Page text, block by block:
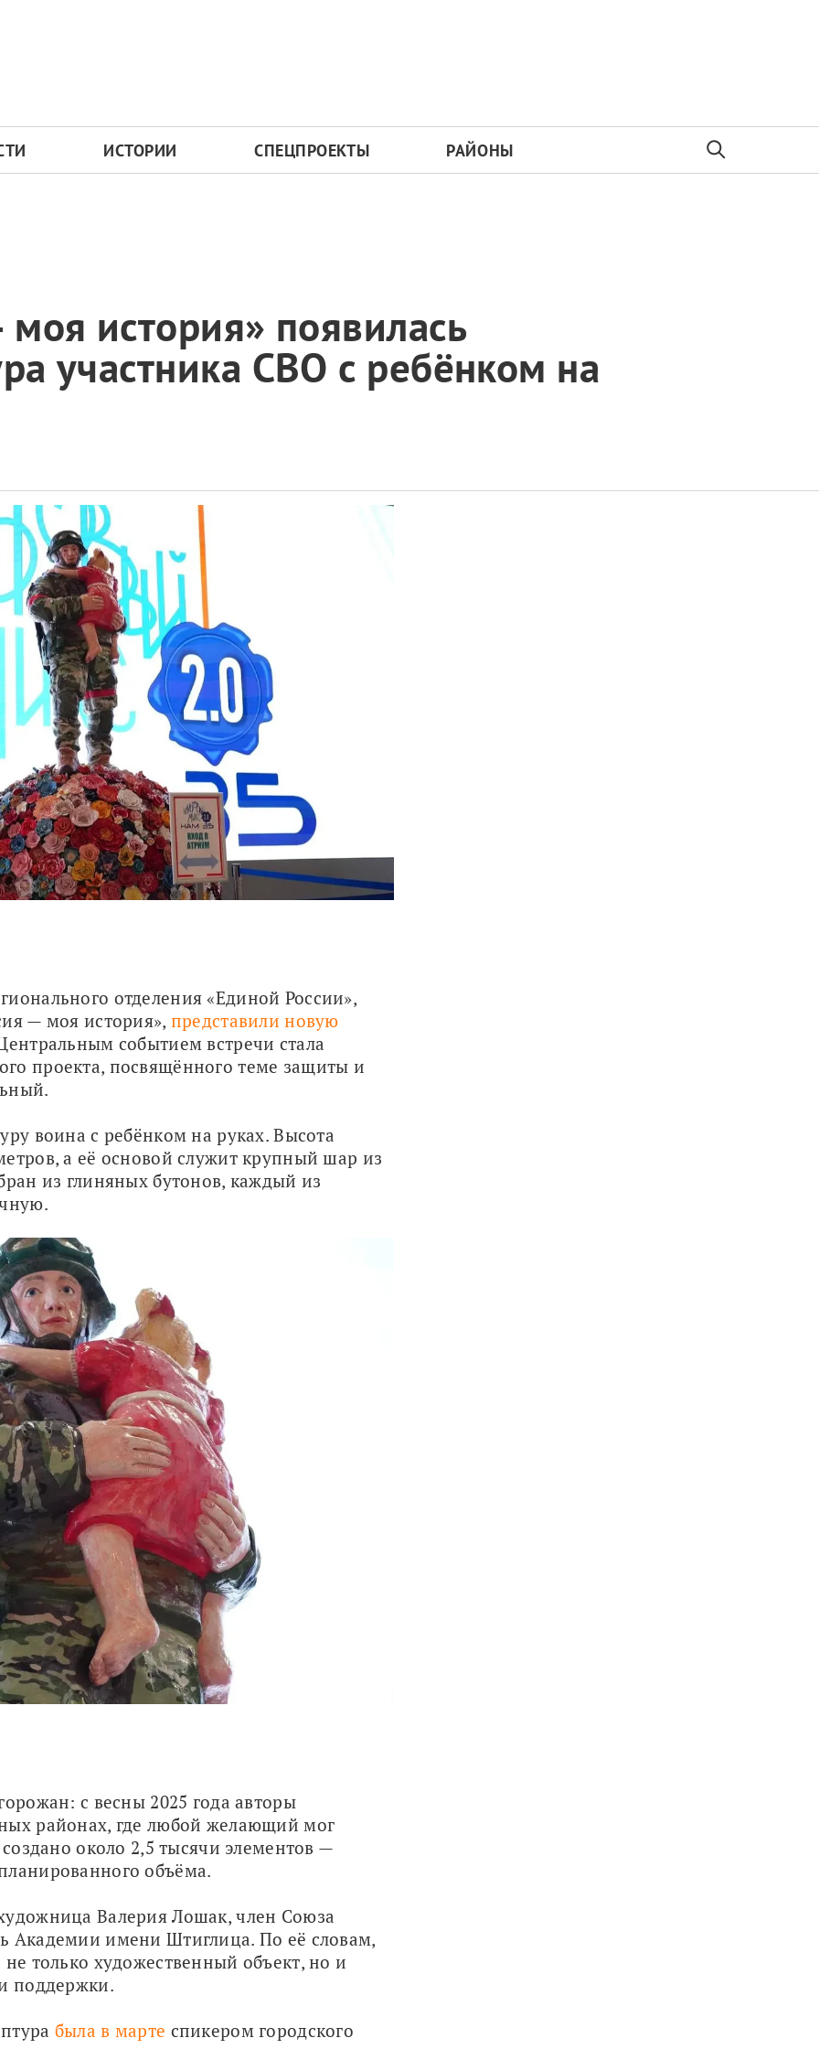
ИСТОРИИ СПЕЦПРОЕКТЫ РАЙОНЫ
история» появилась
участника СВО с ребёнком на
отделения «Единой России»,
— моя история», представили новую
событием встречи стала
проекта, посвящённого теме защиты и
воина с ребёнком на руках. Высота
а её основой служит крупный шар из
из глиняных бутонов, каждый из
с весны 2025 года авторы
районах, где любой желающий мог
около 2,5 тысячи элементов —
объёма.
Валерия Лошак, член Союза
Академии имени Штиглица. По её словам,
только художественный объект, но и
поддержки.
была в марте спикером городского